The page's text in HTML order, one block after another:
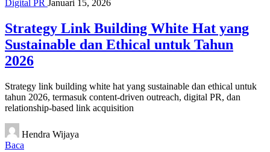
Digital PR Januari 15, 2026
Strategy Link Building White Hat yang
Sustainable dan Ethical untuk Tahun
2026
Strategy link building white hat yang sustainable dan ethical untuk
tahun 2026, termasuk content-driven outreach, digital PR, dan
relationship-based link acquisition
Hendra Wijaya
Baca